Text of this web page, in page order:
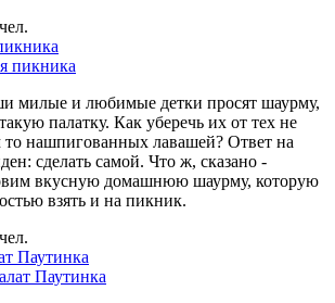
милые и любимые детки просят шаурму,
палатку. Как уберечь их от тех не
нашпигованных лавашей? Ответ на
сделать самой. Что ж, сказано -
вкусную домашнюю шаурму, которую
взять и на пикник.
Паутинка